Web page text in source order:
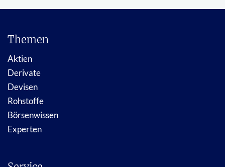
Themen
Aktien
Derivate
Devisen
Rohstoffe
Börsenwissen
Experten